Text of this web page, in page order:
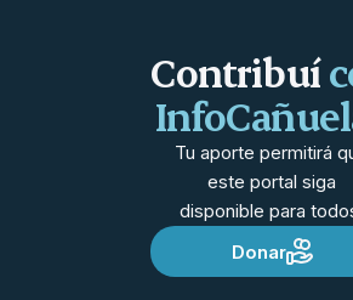
Contribuí
Tu aporte permitirá
este portal siga
disponible para
Donar